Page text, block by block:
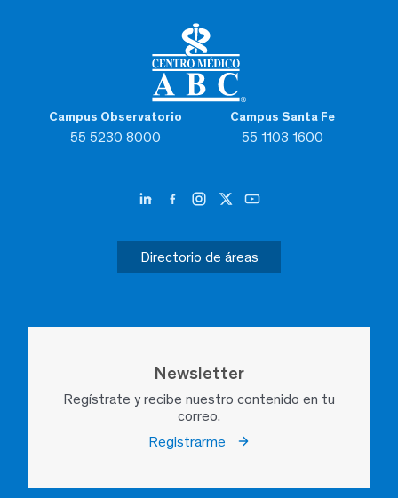
Campus Observatorio
55 5230 8000
Campus Santa Fe
55 1103 1600
Directorio de áreas
Newsletter
Regístrate y recibe nuestro contenido en tu
correo.
Registrarme